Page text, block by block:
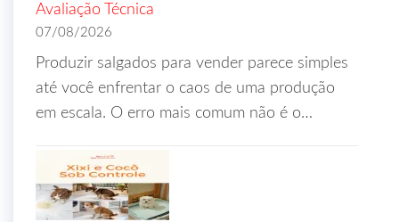
Avaliação Técnica
07/08/2026
Produzir salgados para vender parece simples
até você enfrentar o caos de uma produção
em escala. O erro mais comum não é o…